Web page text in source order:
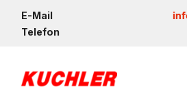
E-Mail
Telefon